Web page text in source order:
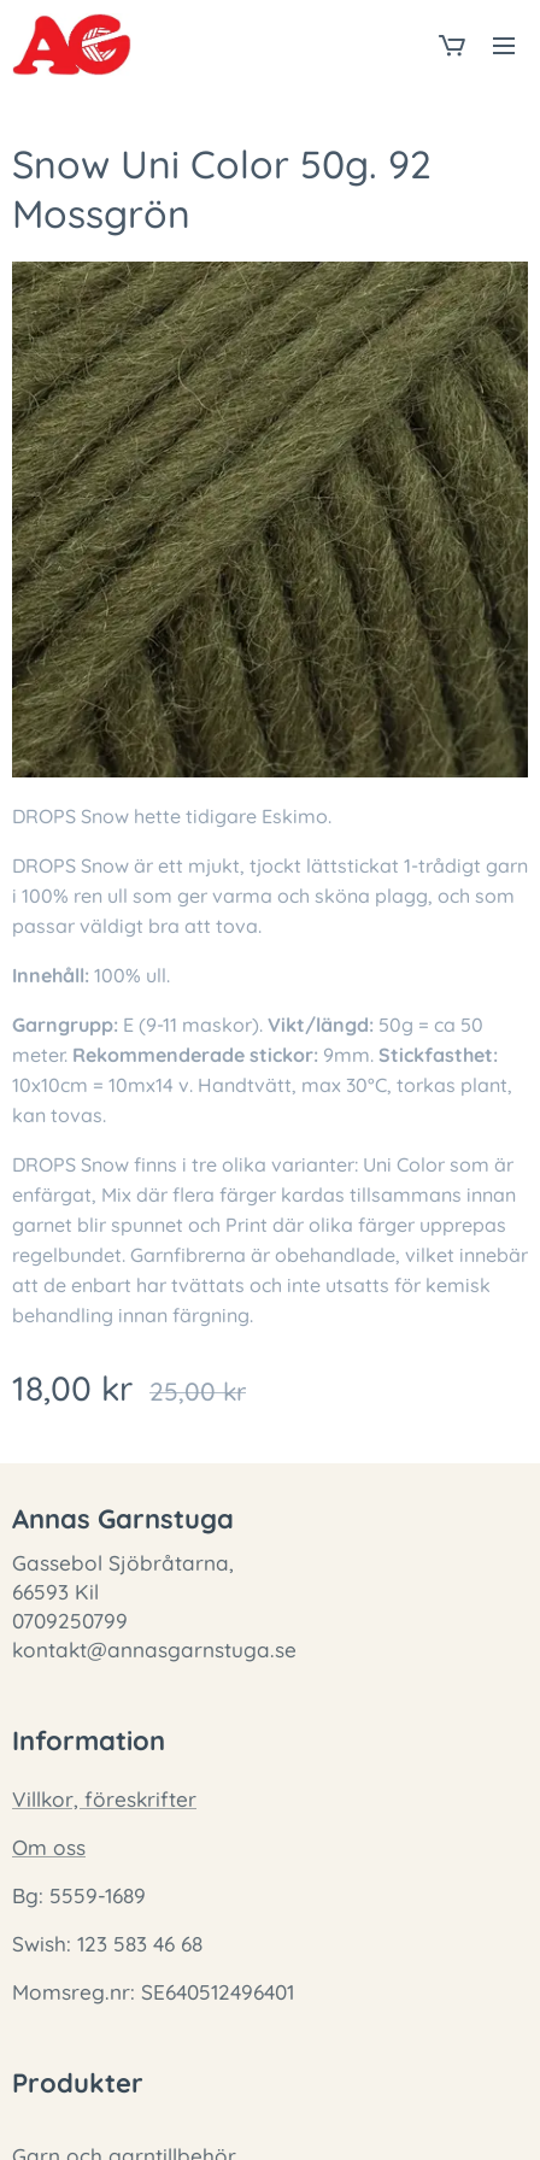
Snow Uni Color 50g. 92
Mossgrön
DROPS Snow hette tidigare Eskimo.
DROPS Snow är ett mjukt, tjockt lättstickat 1-trådigt garn
i 100% ren ull som ger varma och sköna plagg, och som
passar väldigt bra att tova.
Innehåll: 100% ull.
Garngrupp: E (9-11 maskor). Vikt/längd: 50g = ca 50
meter. Rekommenderade stickor: 9mm. Stickfasthet:
10x10cm = 10mx14 v. Handtvätt, max 30°C, torkas plant,
kan tovas.
DROPS Snow finns i tre olika varianter: Uni Color som är
enfärgat, Mix där flera färger kardas tillsammans innan
garnet blir spunnet och Print där olika färger upprepas
regelbundet. Garnfibrerna är obehandlade, vilket innebär
att de enbart har tvättats och inte utsatts för kemisk
behandling innan färgning.
18,00 kr 25,00kr
Annas Garnstuga
Gassebol Sjöbråtarna,
66593 Kil
0709250799
kontakt@annasgarnstuga.se
Information
Villkor, föreskrifter
Om oss
Bg: 5559-1689
Swish: 123 583 46 68
Momsreg.nr: SE640512496401
Produkter